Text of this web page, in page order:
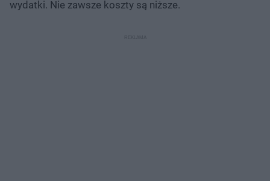
wydatki. Nie zawsze koszty są niższe.